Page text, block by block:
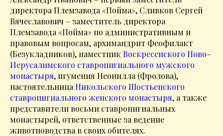
директора Племзавода «Пойма», Сливков Сергей
Вячеславович – заместитель директора
Племзавода «Пойма» по административным и
правовым вопросам, архимандрит Феофилакт
(Безукладников), наместник Воскресенского Ново-
Иерусалимского ставропигиального мужского
монастыря, игумения Неонилла (Фролова),
настоятельница Никольского Шостьенского
ставропигиального женского монастыря, а также
представители восьми ставропигиальных
монастырей, ответственные за ведение
животноводства в своих обителях.